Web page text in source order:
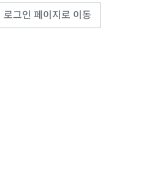
로그인 페이지로 이동